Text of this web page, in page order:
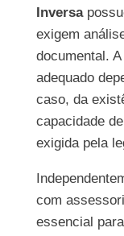
Inversa
exigem
documental.
adequado
caso, da
capacidade
exigida pela
com
essencial